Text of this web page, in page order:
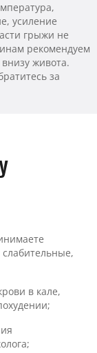
усиление
грыжи не
рекомендуем
живота.
за
слабительные,
в кале,